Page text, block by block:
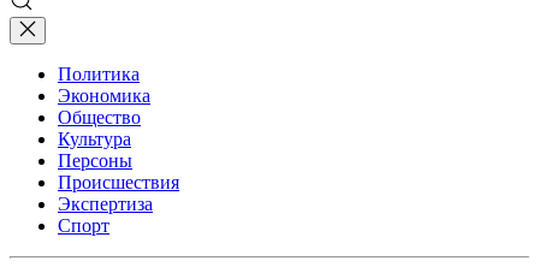
Политика
Экономика
Общество
Культура
Персоны
Происшествия
Экспертиза
Спорт